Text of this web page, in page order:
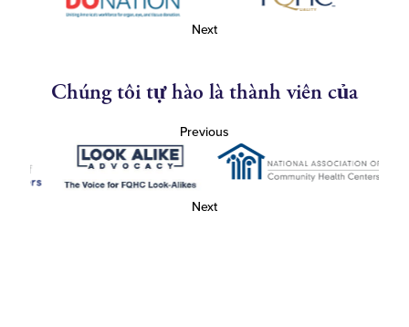
Next
Chúng tôi tự hào là thành viên của
Previous
Next